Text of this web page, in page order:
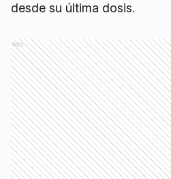
desde su última dosis.
Ads